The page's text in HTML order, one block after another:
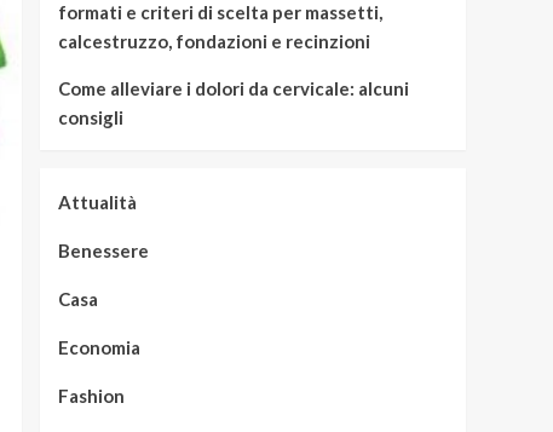
formati e criteri di scelta per massetti,
calcestruzzo, fondazioni e recinzioni
Come alleviare i dolori da cervicale: alcuni
consigli
Attualità
Benessere
Casa
Economia
Fashion